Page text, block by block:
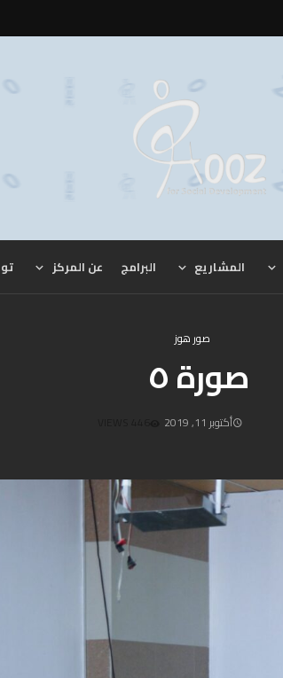
المشاريع البرامج عن المركز
صور هوز
صورة ٥
أكتوبر 11, 2019